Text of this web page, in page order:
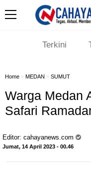
Terkini
Home » MEDAN » SUMUT
Warga Medan
Safari
Editor: cahayanews.com
Jumat, 14 April 2023 - 00.46